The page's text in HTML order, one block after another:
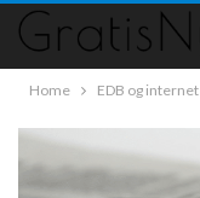
Home EDB og internet